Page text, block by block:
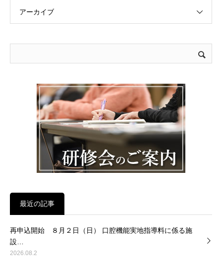
アーカイブ
最近の記事
再申込開始 ８月２日（日） 口腔機能実地指導料に係る施
設…
2026.08.2